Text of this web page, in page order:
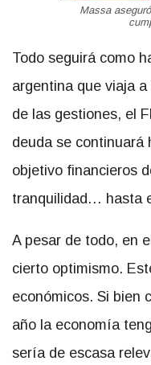
Massa
Todo seguirá como
argentina que viaja a
de las gestiones, el
deuda se continuará
objetivo financieros
tranquilidad… hasta
A pesar de todo, en
cierto optimismo.
económicos. Si bien
año la economía
sería de escasa